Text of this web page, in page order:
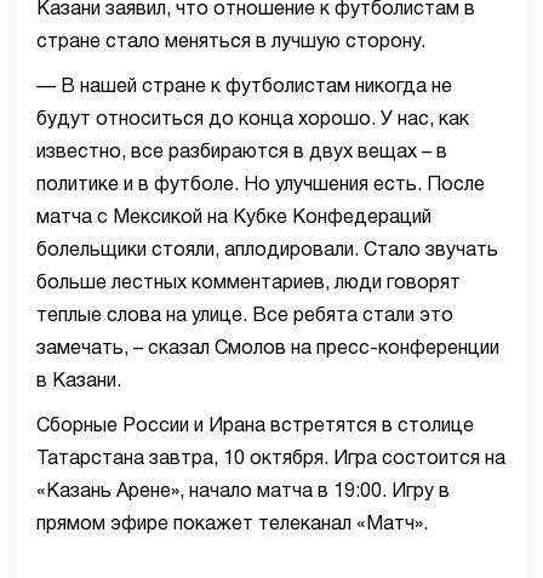
Казани заявил, что отношение к футболистам в
стране стало меняться в лучшую сторону.
— В нашей стране к футболистам никогда не
будут относиться до конца хорошо. У нас, как
известно, все разбираются в двух вещах – в
политике и в футболе. Но улучшения есть. После
матча с Мексикой на Кубке Конфедераций
болельщики стояли, аплодировали. Стало звучать
больше лестных комментариев, люди говорят
теплые слова на улице. Все ребята стали это
замечать, – сказал Смолов на пресс-конференции
в Казани.
Сборные России и Ирана встретятся в столице
Татарстана завтра, 10 октября. Игра состоится на
«Казань Арене», начало матча в 19:00. Игру в
прямом эфире покажет телеканал «Матч».